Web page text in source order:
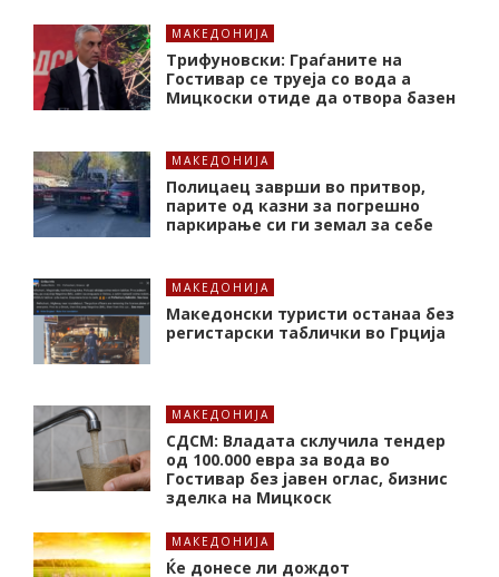
МАКЕДОНИЈА
Трифуновски: Граѓаните на
Гостивар се труеја со вода а
Мицкоски отиде да отвора базен
МАКЕДОНИЈА
Полицаец заврши во притвор,
парите од казни за погрешно
паркирање си ги земал за себе
МАКЕДОНИЈА
Македонски туристи останаа без
регистарски таблички во Грција
МАКЕДОНИЈА
СДСМ: Владата склучила тендер
од 100.000 евра за вода во
Гостивар без јавен оглас, бизнис
зделка на Мицкоск
МАКЕДОНИЈА
Ќе донесе ли дождот